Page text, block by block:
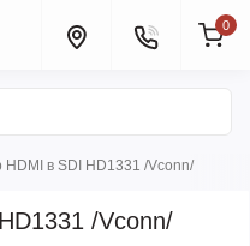
0
HDMI в SDI HD1331 /Vconn/
/Vconn/